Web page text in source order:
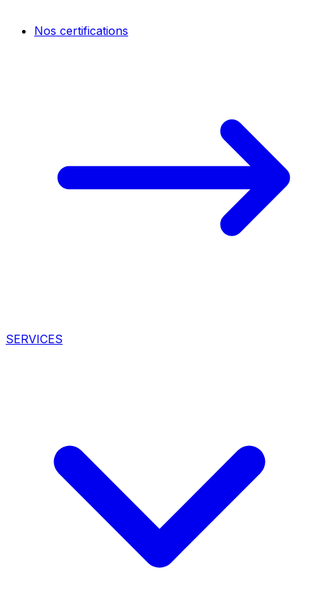
Nos certifications
SERVICES